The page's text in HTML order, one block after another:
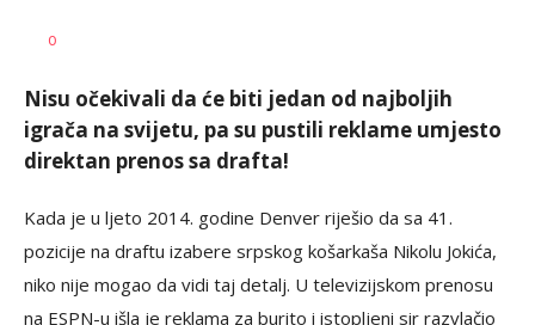
0
Nisu očekivali da će biti jedan od najboljih
igrača na svijetu, pa su pustili reklame umjesto
direktan prenos sa drafta!
Kada je u ljeto 2014. godine Denver riješio da sa 41.
pozicije na draftu izabere srpskog košarkaša Nikolu Jokića,
niko nije mogao da vidi taj detalj. U televizijskom prenosu
na ESPN-u išla je reklama za burito i istopljeni sir razvlačio